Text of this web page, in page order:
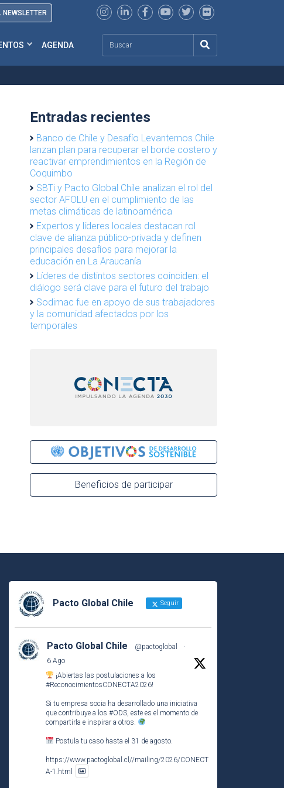
NEWSLETTER
AGENDA
Entradas recientes
Banco de Chile y Desafío Levantemos Chile
lanzan plan para recuperar el borde costero y
reactivar emprendimientos en la Región de
Coquimbo
SBTi y Pacto Global Chile analizan el rol del
sector AFOLU en el cumplimiento de las
metas climáticas de latinoamérica
Expertos y líderes locales destacan rol
clave de alianza público-privada y definen
principales desafíos para mejorar la
educación en La Araucanía
Líderes de distintos sectores coinciden: el
diálogo será clave para el futuro del trabajo
Sodimac fue en apoyo de sus trabajadores
y la comunidad afectados por los
temporales
Beneficios de participar
Pacto Global Chile Seguir
Pacto Global Chile @pactoglobal
·
6 Ago
¡Abiertas las postulaciones a los
#ReconocimientosCONECTA2026!
Si tu empresa socia ha desarrollado una iniciativa
que contribuye a los #ODS, este es el momento de
compartirla e inspirar a otros.
Postula tu caso hasta el 31 de agosto.
https://www.pactoglobal.cl//mailing/2026/CONECT
A-1.html